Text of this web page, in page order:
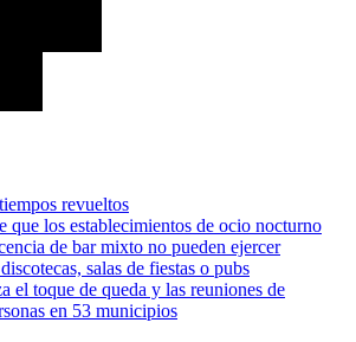
revueltos
que los establecimientos de ocio nocturno
de bar mixto no pueden ejercer
salas de fiestas o pubs
el toque de queda y las reuniones de
en 53 municipios